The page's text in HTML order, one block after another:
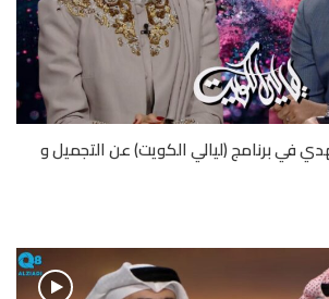
في برنامج (ليالي الكويت) عن التجميل و